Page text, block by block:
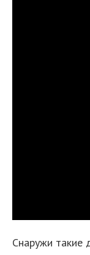
Снаружи такие